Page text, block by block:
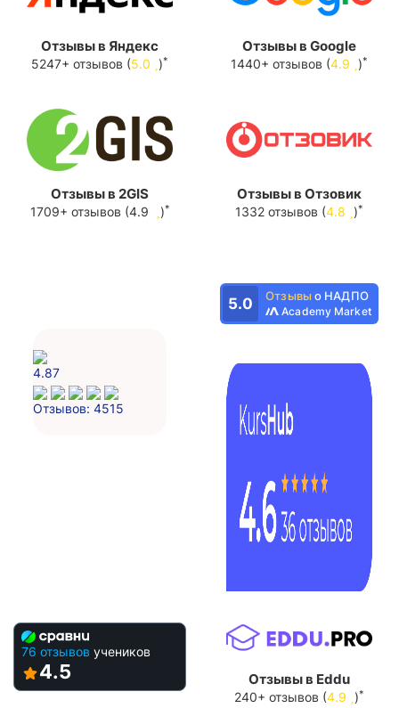
Отзывы в Яндекс
5247+ отзывов (5.0 )*
Отзывы в Google
1440+ отзывов (4.9 )*
Отзывы в 2GIS
1709+ отзывов (4.9 )*
Отзывы в Отзовик
1332 отзывов (4.8 )*
5.0 Отзывыо НАДПО
Academy Market
4.87
Отзывов: 4515
4.5
76 отзывов учеников
Отзывы в Eddu
240+ отзывов (4.9 )*